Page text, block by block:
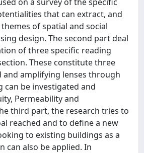
that can extract, and
of spatial and social
design. The second part deal
of three specific reading
These constitute three
amplifying lenses through
can be investigated and
Permeability and
third part, the research tries to
reached and to define a new
to existing buildings as a
can also be applied. In